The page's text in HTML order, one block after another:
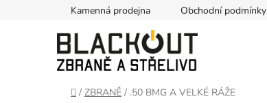
Kamenná prodejna Obchodní podmínky
Domů
/ ZBRANĚ / .50 BMG A VELKÉ RÁŽE